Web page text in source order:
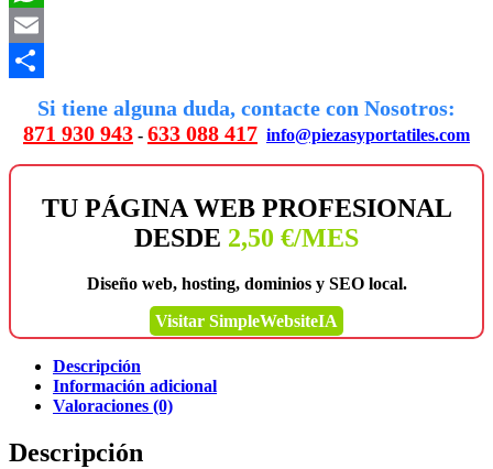
WhatsApp
Email
Si tiene alguna duda, contacte con Nosotros:
871 930 943 - 633 088 417 info@piezasyportatiles.com
TU PÁGINA WEB PROFESIONAL
DESDE 2,50 €/MES
Diseño web, hosting, dominios y SEO local.
Visitar SimpleWebsiteIA
Descripción
Información adicional
Valoraciones (0)
Descripción